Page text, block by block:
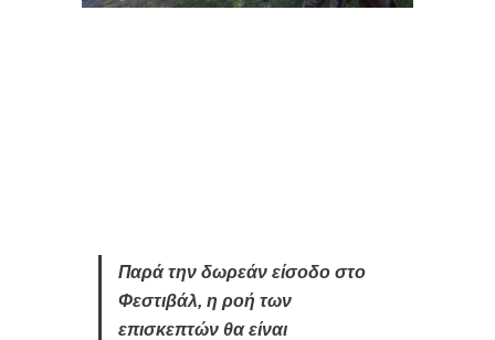
Παρά την δωρεάν είσοδο στο
Φεστιβάλ, η ροή των
επισκεπτών θα είναι